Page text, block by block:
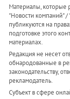
Материалы, которые
"Новости компаний"
публикуются на
подготовке этого
материалах.
Редакция не несет
обнародованные в
законодательству,
рекламодатель.
Субъект в сфере